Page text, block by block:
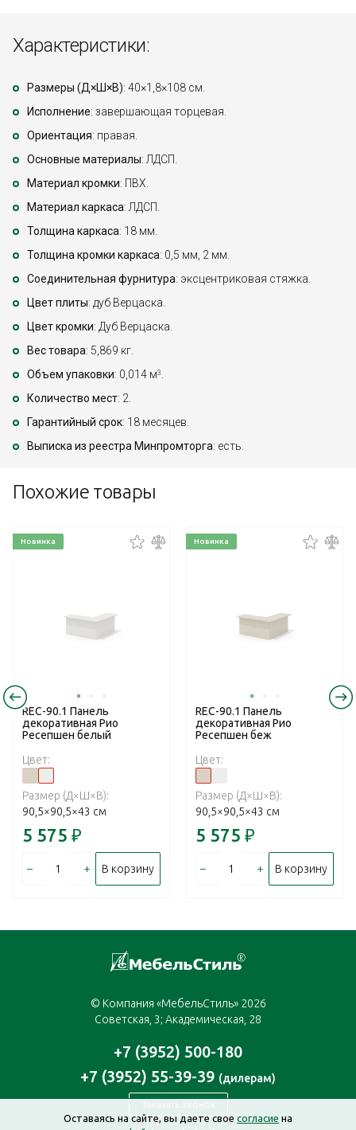
Характеристики:
Размеры (Д×Ш×В): 40×1,8×108 см.
Исполнение: завершающая торцевая.
Ориентация: правая.
Основные материалы: ЛДСП.
Материал кромки: ПВХ.
Материал каркаса: ЛДСП.
Толщина каркаса: 18 мм.
Толщина кромки каркаса: 0,5 мм, 2 мм.
Соединительная фурнитура: эксцентриковая стяжка.
Цвет плиты: дуб Верцаска.
Цвет кромки: Дуб Верцаска.
Вес товара: 5,869 кг.
Объем упаковки: 0,014 м3 .
Количество мест: 2.
Гарантийный срок: 18 месяцев.
Выписка из реестра Минпромторга: есть.
Похожие товары
Новинка
REC-90.1 Панель
декоративная Рио
Ресепшен белый
Цвет:
Размер (Д×Ш×В):
90,5×90,5×43 см
5 575 ₽
– + В корзину
Новинка
REC-90.1 Панель
декоративная Рио
Ресепшен беж
Цвет:
Размер (Д×Ш×В):
90,5×90,5×43 см
5 575 ₽
– + В корзину
© Компания «МебельСтиль» 2026
Советская, 3; Академическая, 28
+7 (3952) 500-180
+7 (3952) 55-39-39 (дилерам)
Заказать звонок
Оставаясь на сайте, вы даете свое согласие на